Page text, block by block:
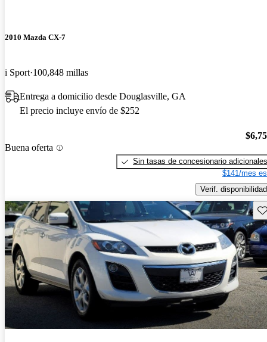
2010 Mazda CX-7
i Sport 100,848 millas
Entrega a domicilio desde Douglasville, GA
El precio incluye envío de $252
Buena oferta
Sin tasas de concesionario adicionales
$141/mes
Verif. disponibilidad